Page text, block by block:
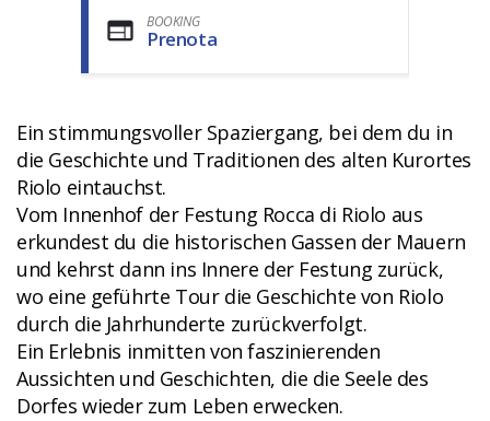
BOOKING
Prenota
Ein stimmungsvoller Spaziergang, bei dem du in
die Geschichte und Traditionen des alten Kurortes
Riolo eintauchst.
Vom Innenhof der Festung Rocca di Riolo aus
erkundest du die historischen Gassen der Mauern
und kehrst dann ins Innere der Festung zurück,
wo eine geführte Tour die Geschichte von Riolo
durch die Jahrhunderte zurückverfolgt.
Ein Erlebnis inmitten von faszinierenden
Aussichten und Geschichten, die die Seele des
Dorfes wieder zum Leben erwecken.